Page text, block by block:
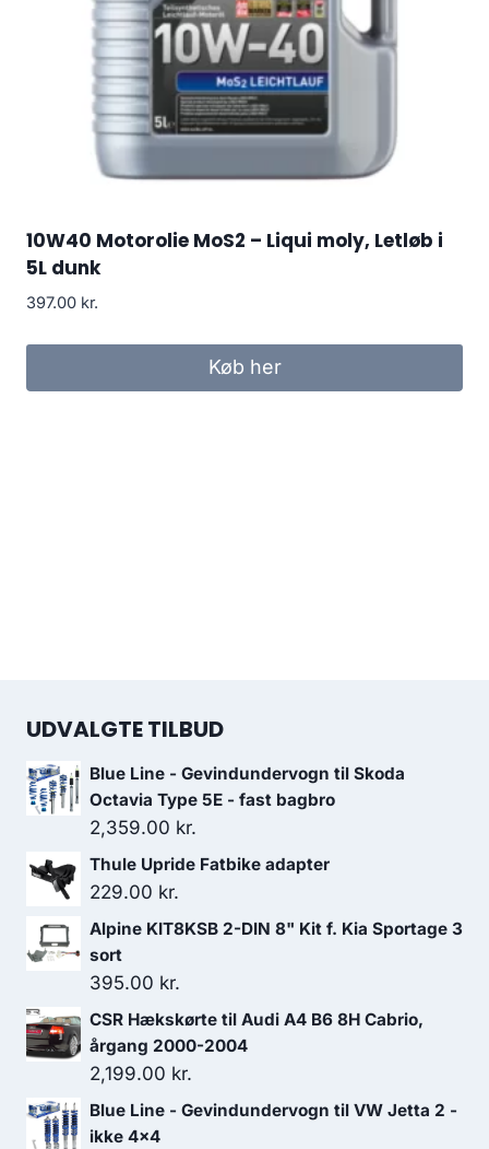
10W40 Motorolie MoS2 – Liqui moly, Letløb i
5L dunk
397.00 kr.
Køb her
UDVALGTE TILBUD
Blue Line - Gevindundervogn til Skoda
Octavia Type 5E - fast bagbro
2,359.00 kr.
Thule Upride Fatbike adapter
229.00 kr.
Alpine KIT8KSB 2-DIN 8" Kit f. Kia Sportage 3
sort
395.00 kr.
CSR Hækskørte til Audi A4 B6 8H Cabrio,
årgang 2000-2004
2,199.00 kr.
Blue Line - Gevindundervogn til VW Jetta 2 -
ikke 4x4